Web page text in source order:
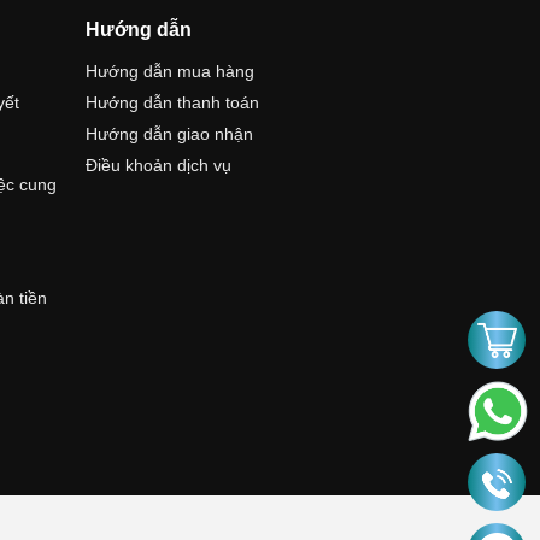
cung
tiền
Hướng dẫn
Hướng dẫn mua hàng
Hướng dẫn thanh toán
Hướng dẫn giao nhận
Điều khoản dịch vụ